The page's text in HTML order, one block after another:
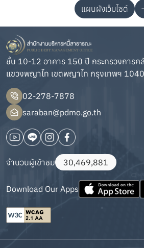
แผนผังเว็บไซต์
ชั้น 10-12 อาคาร 150 ปี กระทรวงการค
แขวงพญาไท เขตพญาไท กรุงเทพฯ
02-278-7878
saraban@pdmo.go.th
จำนวนผู้เข้าชม 30,469,881
Download Our Apps